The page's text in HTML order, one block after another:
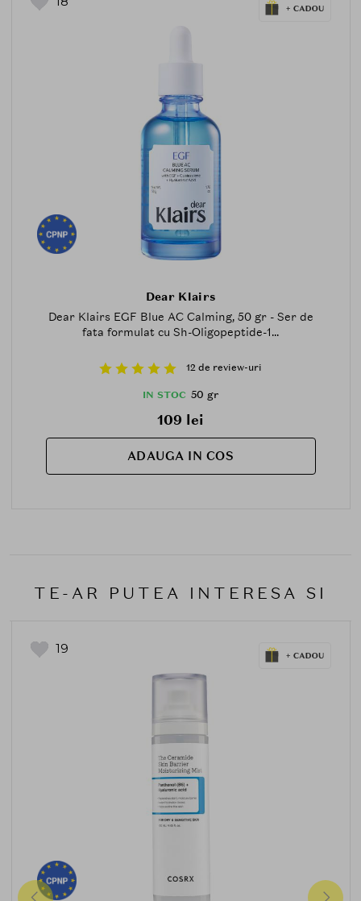
Dear Klairs
Dear Klairs EGF Blue AC Calming, 50 gr - Ser de
fata formulat cu Sh-Oligopeptide-1...
12 de review-uri
IN STOC 50 gr
109 lei
ADAUGA IN COS
TE-AR PUTEA INTERESA SI
19